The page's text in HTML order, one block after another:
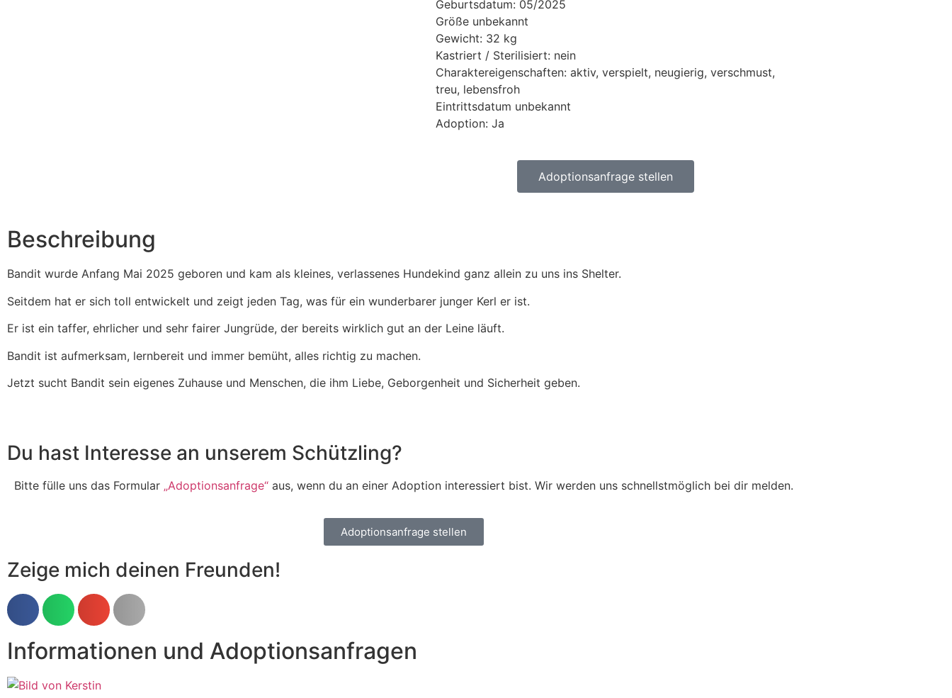
Geburtsdatum: 05/2025
Größe unbekannt
Gewicht: 32 kg
Kastriert / Sterilisiert: nein
Charaktereigenschaften: aktiv, verspielt, neugierig, verschmust,
treu, lebensfroh
Eintrittsdatum unbekannt
Adoption: Ja
Adoptionsanfrage stellen
Beschreibung
Bandit wurde Anfang Mai 2025 geboren und kam als kleines, verlassenes Hundekind ganz allein zu uns ins Shelter.
Seitdem hat er sich toll entwickelt und zeigt jeden Tag, was für ein wunderbarer junger Kerl er ist.
Er ist ein taffer, ehrlicher und sehr fairer Jungrüde, der bereits wirklich gut an der Leine läuft.
Bandit ist aufmerksam, lernbereit und immer bemüht, alles richtig zu machen.
Jetzt sucht Bandit sein eigenes Zuhause und Menschen, die ihm Liebe, Geborgenheit und Sicherheit geben.
Du hast Interesse an unserem Schützling?
Bitte fülle uns das Formular „Adoptionsanfrage“ aus, wenn du an einer Adoption interessiert bist. Wir werden uns schnellstmöglich bei dir melden.
Adoptionsanfrage stellen
Zeige mich deinen Freunden!
Informationen und Adoptionsanfragen